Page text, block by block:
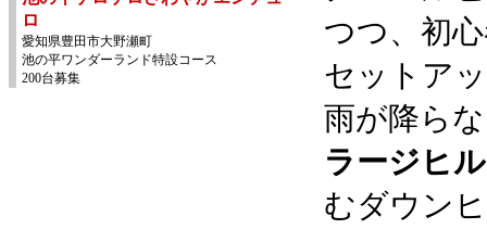
ロ
愛知県豊田市大野瀬町
池の平ワンダーランド特設コース
200台募集
つつ、初
セットア
雨が降ら
ラージヒ
むダウン